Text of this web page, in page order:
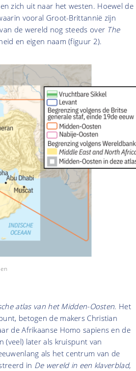
zich uit naar het westen. Hoewel de
vooral Groot-Brittannië zijn
de wereld nog steeds over The
en eigen naam (figuur 2).
atlas van het Midden-Oosten. Het
betogen de makers Christian
de Afrikaanse Homo sapiens en de
(veel) later als kruispunt van
als het centrum van de
in De wereld in een klaverblad,